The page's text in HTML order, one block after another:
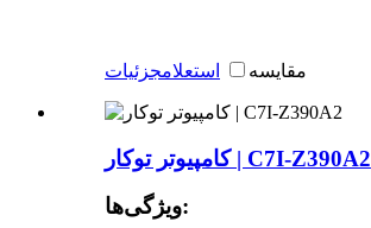
مقایسه استعلامجزئیات
کامپیوتر توکار | C7I-Z390A2
ویژگی‌ها: